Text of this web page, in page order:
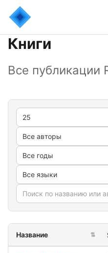
Книги
Все публикации
Название ⇅